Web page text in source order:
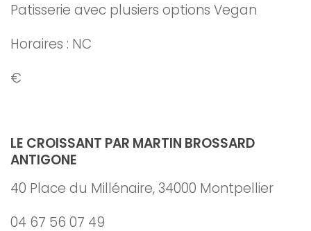
Patisserie avec plusiers options Vegan
Horaires : NC
€
LE CROISSANT PAR MARTIN BROSSARD
ANTIGONE
40 Place du Millénaire, 34000 Montpellier
04 67 56 07 49